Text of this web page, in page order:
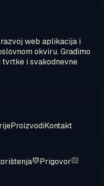
web aplikacija i
okviru. Gradimo
tvrtke i svakodnevne
ProizvodiKontakt
Prigovor